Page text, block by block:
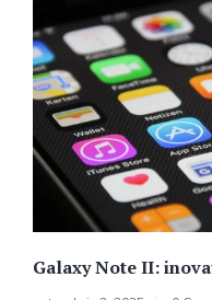
Galaxy Note II: